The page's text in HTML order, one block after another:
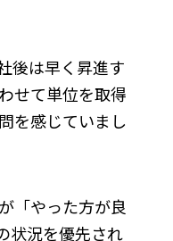
後は早く昇進す
せて単位を取得
を感じていまし
「やった方が良
状況を優先され